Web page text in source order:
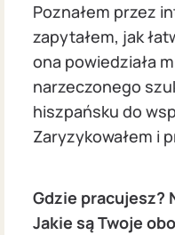
Poznałem przez
zapytałem, jak
ona powiedziała
narzeczonego
hiszpańsku do
Zaryzykowałem i
Gdzie pracujesz?
Jakie są Twoje